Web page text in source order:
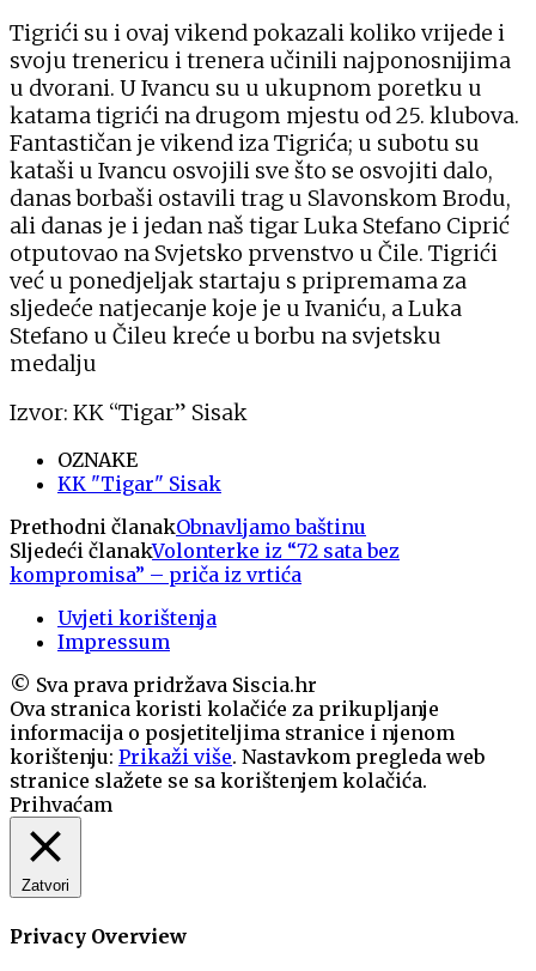
Tigrići su i ovaj vikend pokazali koliko vrijede i
svoju trenericu i trenera učinili najponosnijima
u dvorani. U Ivancu su u ukupnom poretku u
katama tigrići na drugom mjestu od 25. klubova.
Fantastičan je vikend iza Tigrića; u subotu su
kataši u Ivancu osvojili sve što se osvojiti dalo,
danas borbaši ostavili trag u Slavonskom Brodu,
ali danas je i jedan naš tigar Luka Stefano Ciprić
otputovao na Svjetsko prvenstvo u Čile. Tigrići
već u ponedjeljak startaju s pripremama za
sljedeće natjecanje koje je u Ivaniću, a Luka
Stefano u Čileu kreće u borbu na svjetsku
medalju
Izvor: KK “Tigar” Sisak
OZNAKE
KK "Tigar" Sisak
Prethodni članakObnavljamo baštinu
Sljedeći članakVolonterke iz “72 sata bez
kompromisa” – priča iz vrtića
Uvjeti korištenja
Impressum
© Sva prava pridržava Siscia.hr
Ova stranica koristi kolačiće za prikupljanje
informacija o posjetiteljima stranice i njenom
korištenju: Prikaži više. Nastavkom pregleda web
stranice slažete se sa korištenjem kolačića.
Prihvaćam
Zatvori
Privacy Overview